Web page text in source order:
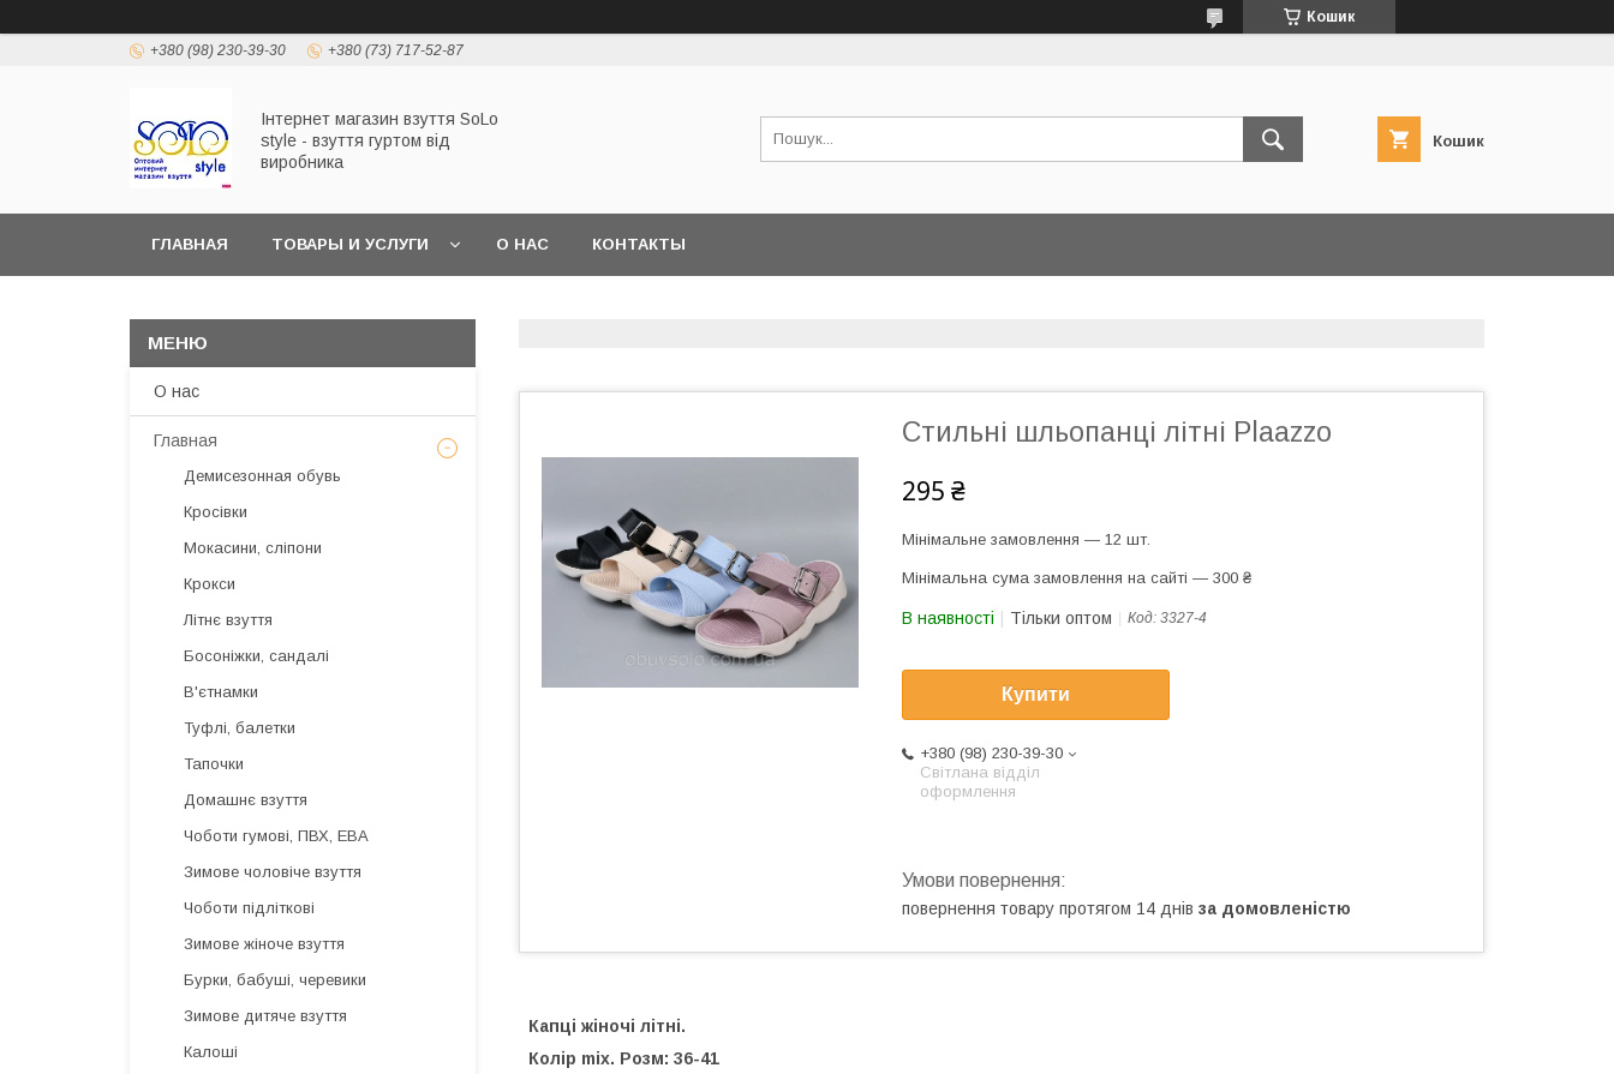
Кошик
+380 (98) 230-39-30 +380 (73) 717-52-87
Інтернет магазин взуття SoLo
style - взуття гуртом від
виробника
Кошик
ГЛАВНАЯ ТОВАРЫ И УСЛУГИ О НАС КОНТАКТЫ
Стильні шльопанці літні Plaazzo
295 ₴
Мінімальне замовлення — 12 шт.
Мінімальна сума замовлення на сайті — 300 ₴
В наявності Тільки оптом Код: 3327-4
Купити
+380 (98) 230-39-30
Світлана відділ
оформлення
повернення товару протягом 14 днів за домовленістю
Капці жіночі літні.
Колір mix. Розм: 36-41
О нас
Главная
Демисезонная обувь
Кросівки
Мокасини, сліпони
Крокси
Літнє взуття
Босоніжки, сандалі
В'єтнамки
Туфлі, балетки
Тапочки
Домашнє взуття
Чоботи гумові, ПВХ, ЕВА
Зимове чоловіче взуття
Чоботи підліткові
Зимове жіноче взуття
Бурки, бабуші, черевики
Зимове дитяче взуття
Калоші